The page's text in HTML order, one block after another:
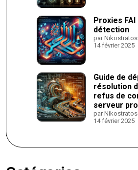
Proxies
détection
par
14 février 2025
Guide de
résolution
refus de
serveur
par
14 février 2025